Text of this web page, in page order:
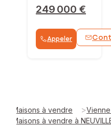
249 000 €
Appeler
Maisons à vendre >
Maisons à vendre à